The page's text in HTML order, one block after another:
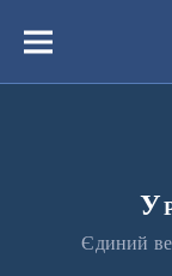
вмістуМеню
Єдиний